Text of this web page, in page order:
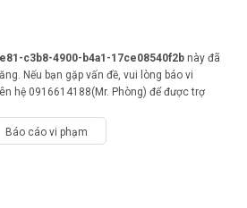
c3b8-4900-b4a1-17ce08540f2bnày đã
Nếu bạn gặp vấn đề, vui lòng báo vi
hệ 0916614188(Mr. Phòng) để được trợ
Báo cáo vi phạm